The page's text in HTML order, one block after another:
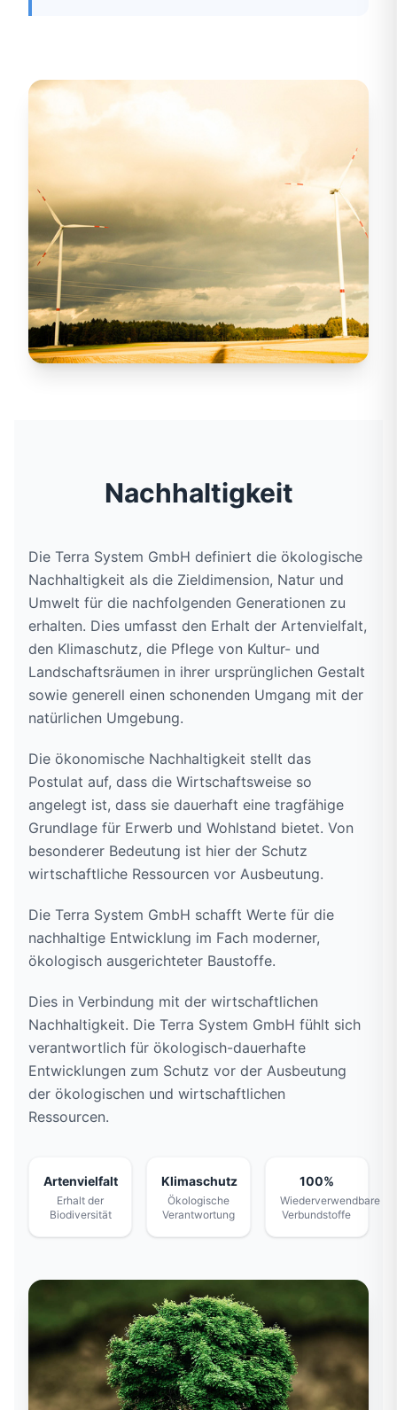
Nachhaltigkeit
Die Terra System GmbH definiert die ökologische
Nachhaltigkeit als die Zieldimension, Natur und
Umwelt für die nachfolgenden Generationen zu
erhalten. Dies umfasst den Erhalt der Artenvielfalt,
den Klimaschutz, die Pflege von Kultur- und
Landschaftsräumen in ihrer ursprünglichen Gestalt
sowie generell einen schonenden Umgang mit der
natürlichen Umgebung.
Die ökonomische Nachhaltigkeit stellt das
Postulat auf, dass die Wirtschaftsweise so
angelegt ist, dass sie dauerhaft eine tragfähige
Grundlage für Erwerb und Wohlstand bietet. Von
besonderer Bedeutung ist hier der Schutz
wirtschaftliche Ressourcen vor Ausbeutung.
Die Terra System GmbH schafft Werte für die
nachhaltige Entwicklung im Fach moderner,
ökologisch ausgerichteter Baustoffe.
Dies in Verbindung mit der wirtschaftlichen
Nachhaltigkeit. Die Terra System GmbH fühlt sich
verantwortlich für ökologisch-dauerhafte
Entwicklungen zum Schutz vor der Ausbeutung
der ökologischen und wirtschaftlichen
Ressourcen.
Artenvielfalt
Erhalt der
Biodiversität
Klimaschutz
Ökologische
Verantwortung
100%
Wiederverwendbare
Verbundstoffe